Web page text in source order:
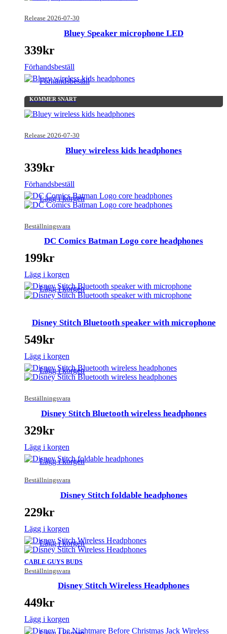
Release 2026-07-30
Bluey Speaker microphone LED
339kr
Förhandsbeställ
KOMMER SNART
Release 2026-07-30
Förhandsbeställ
Bluey wireless kids headphones
339kr
Förhandsbeställ
Beställningsvara
Lägg i korgen
DC Comics Batman Logo core headphones
199kr
Lägg i korgen
Lägg i korgen
Disney Stitch Bluetooth speaker with microphone
549kr
Lägg i korgen
Beställningsvara
Lägg i korgen
Disney Stitch Bluetooth wireless headphones
329kr
Lägg i korgen
Beställningsvara
Lägg i korgen
Disney Stitch foldable headphones
229kr
Lägg i korgen
CABLE GUYS BUDS
Beställningsvara
Lägg i korgen
Disney Stitch Wireless Headphones
449kr
Lägg i korgen